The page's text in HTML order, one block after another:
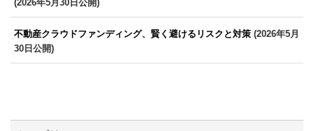
(2026年5月30日公開)
不動産クラウドファンディング、賢く避けるリスクと対策 (2026年5月
30日公開)